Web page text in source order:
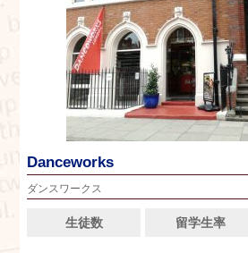
Danceworks
ダンスワークス
生徒数 留学生率